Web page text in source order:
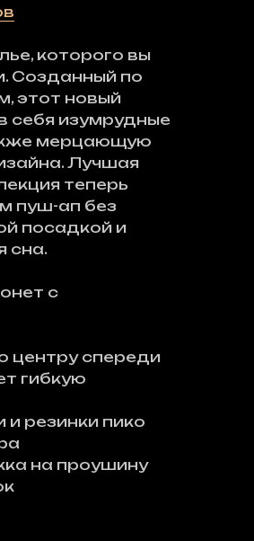
которого вы
Созданный по
этот новый
себя изумрудные
мерцающую
Лучшая
теперь
пуш-ап без
посадкой и
сна.
с
центру спереди
гибкую
резинки пико
на проушину